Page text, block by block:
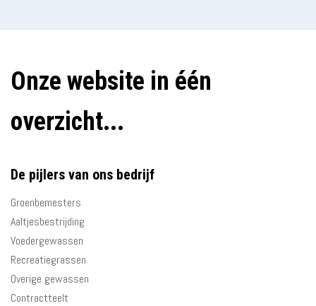
Onze website in één
overzicht...
De pijlers van ons bedrijf
Groenbemesters
Aaltjesbestrijding
Voedergewassen
Recreatiegrassen
Overige gewassen
Contractteelt